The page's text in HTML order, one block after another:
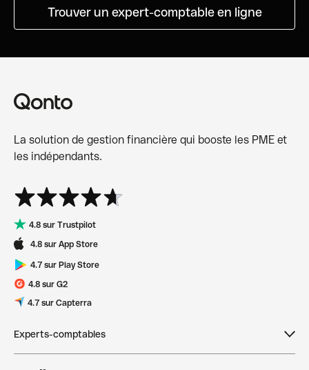
Trouver un expert-comptable en ligne
La solution de gestion financière qui booste les PME et
les indépendants.
4.8 sur Trustpilot
4.8 sur App Store
4.7 sur Play Store
4.8 sur G2
4.7 sur Capterra
Experts-comptables